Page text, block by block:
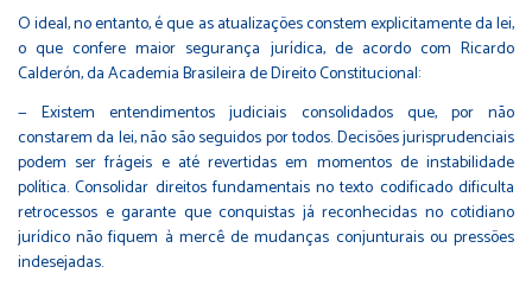
O ideal, no entanto, é que as atualizações constem explicitamente da lei,
o que confere maior segurança jurídica, de acordo com Ricardo
Calderón, da Academia Brasileira de Direito Constitucional:
— Existem entendimentos judiciais consolidados que, por não
constarem da lei, não são seguidos por todos. Decisões jurisprudenciais
podem ser frágeis e até revertidas em momentos de instabilidade
política. Consolidar direitos fundamentais no texto codificado dificulta
retrocessos e garante que conquistas já reconhecidas no cotidiano
jurídico não fiquem à mercê de mudanças conjunturais ou pressões
indesejadas.